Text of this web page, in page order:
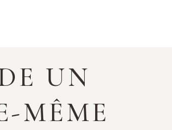
UN
MÊME